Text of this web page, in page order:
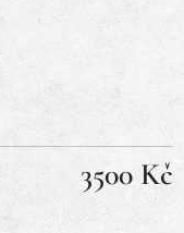
3500 Kč